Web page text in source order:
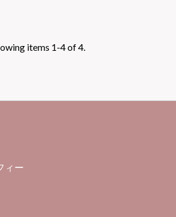
items 1-4 of 4.
ィー